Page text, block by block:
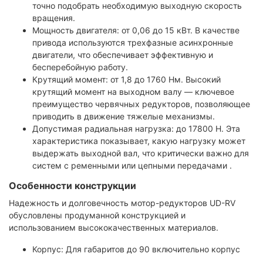
точно подобрать необходимую выходную скорость
вращения.
Мощность двигателя: от 0,06 до 15 кВт. В качестве
привода используются трехфазные асинхронные
двигатели, что обеспечивает эффективную и
бесперебойную работу.
Крутящий момент: от 1,8 до 1760 Нм. Высокий
крутящий момент на выходном валу — ключевое
преимущество червячных редукторов, позволяющее
приводить в движение тяжелые механизмы.
Допустимая радиальная нагрузка: до 17800 Н. Эта
характеристика показывает, какую нагрузку может
выдержать выходной вал, что критически важно для
систем с ременными или цепными передачами .
Особенности конструкции
Надежность и долговечность мотор-редукторов UD-RV
обусловлены продуманной конструкцией и
использованием высококачественных материалов.
Корпус: Для габаритов до 90 включительно корпус